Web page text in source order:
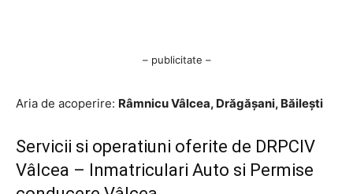
– publicitate –
Aria de acoperire: Râmnicu Vâlcea, Drăgășani, Băilești
Servicii si operatiuni oferite de DRPCIV
Vâlcea – Inmatriculari Auto si Permise